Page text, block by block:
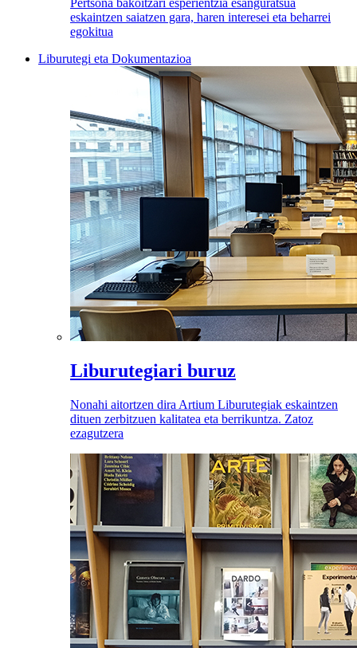
Pertsona bakoitzari esperientzia esanguratsua
eskaintzen saiatzen gara, haren interesei eta beharrei
egokitua
Liburutegi eta Dokumentazioa
Liburutegiari buruz
Nonahi aitortzen dira Artium Liburutegiak eskaintzen
dituen zerbitzuen kalitatea eta berrikuntza. Zatoz
ezagutzera